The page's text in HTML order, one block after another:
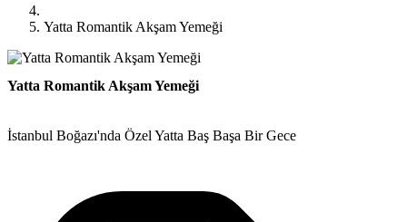
Yatta Romantik Akşam Yemeği
Yatta Romantik Akşam Yemeği
İstanbul Boğazı'nda Özel Yatta Baş Başa Bir Gece